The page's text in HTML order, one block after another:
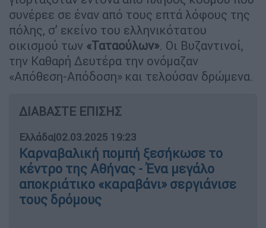
συνέρεε σε έναν από τους επτά λόφους της
πόλης, σ’ εκείνο του ελληνικότατου
οικισμού των «Ταταούλων». Οι Βυζαντινοί,
την Καθαρή Δευτέρα την ονόμαζαν
«Απόθεση-Απόδοση» και τελούσαν δρώμενα.
ΔΙΑΒΑΣΤΕ ΕΠΙΣΗΣ
Ελλάδα|02.03.2025 19:23
Καρναβαλική πομπή ξεσήκωσε το
κέντρο της Αθήνας - Ένα μεγάλο
αποκριάτικο «καραβάνι» σεργιάνισε
τους δρόμους